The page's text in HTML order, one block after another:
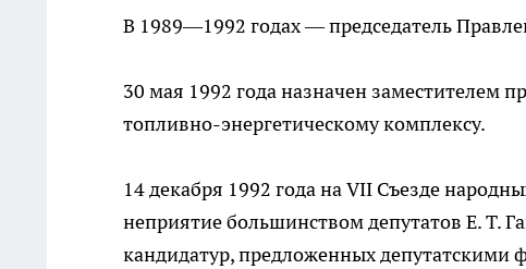
В 1989—1992 годах — председатель
30 мая 1992 года назначен заместителем
топливно-энергетическому комплексу.
14 декабря 1992 года на VII Съезде
неприятие большинством депутатов Е. Т.
кандидатур, предложенных депутатскими